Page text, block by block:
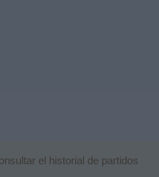
el historial de partidos